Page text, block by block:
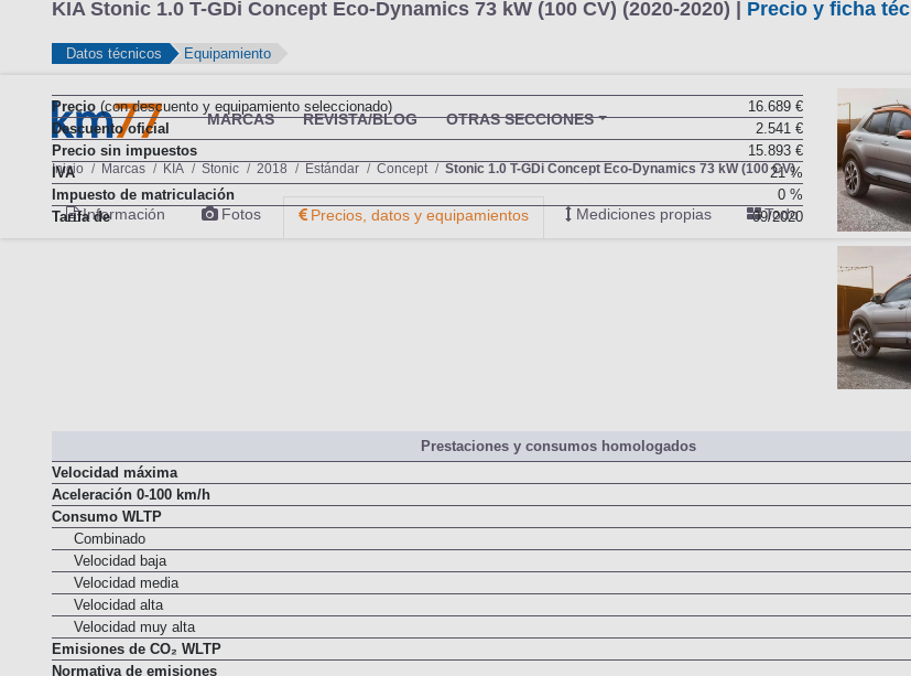
KIA Stonic 1.0 T-GDi Concept Eco-Dynamics 73 kW (100 CV) (2020-2020) | Precio y ficha
Datos técnicos Equipamiento
Precio (con descuento y equipamiento seleccionado)
16.689 €
Descuento oficial
2.541 €
Precio sin impuestos
15.893 €
IVA
21 %
Impuesto de matriculación
0 %
Tarifa de
09/2020
Prestaciones y consumos homologados
Velocidad máxima
Aceleración 0-100 km/h
Consumo WLTP
Combinado
Velocidad baja
Velocidad media
Velocidad alta
Velocidad muy alta
Emisiones de CO₂ WLTP
Normativa de emisiones